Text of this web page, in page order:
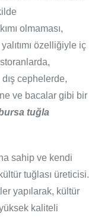
olmaması,
özelliğiyle iç
cephelerde,
ve bacalar gibi bir
tuğla
sahip ve kendi
tuğlası üreticisi.
yapılarak, kültür
kaliteli